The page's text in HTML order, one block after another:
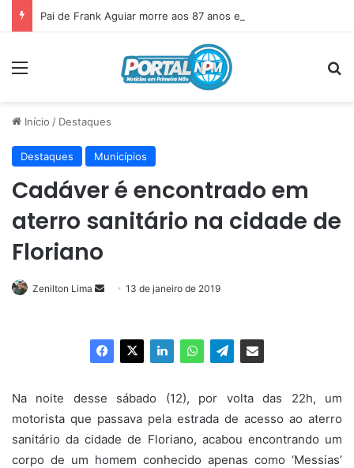
Pai de Frank Aguiar morre aos 87 anos em Itainópolis
Início / Destaques
Destaques Municípios
Cadáver é encontrado em
aterro sanitário na cidade de
Floriano
Zenilton Lima
Mande
mail
13 de janeiro de 2019
Na noite desse sábado (12), por volta das 22h, um
motorista que passava pela estrada de acesso ao aterro
sanitário da cidade de Floriano, acabou encontrando um
corpo de um homem conhecido apenas como ‘Messias’